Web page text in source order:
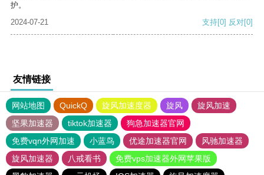
护。
2024-07-21
支持[0] 反对[0]
友情链接
网站地图 QuickQ 旋风加速度器 旋风
旋风加速
坚果加速器
tiktok加速器
狗急加速器官网
免费vqn外网加速
小蓝鸟 优途加速器官网
风驰加速器
旋风加速器
八戒看书
免费vps加速器外网苹果版